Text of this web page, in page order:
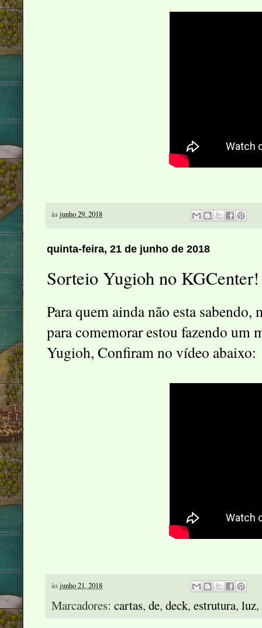
àsjunho 29, 2018
quinta-feira, 21 de junho de 2018
Sorteio Yugioh no KGCenter!
Para quem ainda não esta
para comemorar estou fazendo um
Yugioh, Confiram no vídeo abaixo:
àsjunho 21, 2018
Marcadores: cartas, de, deck, estrutura, luz,